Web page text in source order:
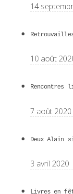
14
10 août
Rencontres
7 août 2020
Deux Alain
3 avril 2020
Livres en